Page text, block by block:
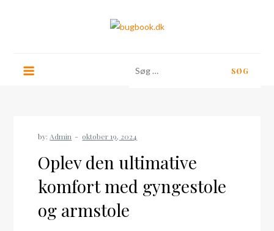
efter:
by:Admin
Oplev den ultimative
komfort med gyngestole
og armstole